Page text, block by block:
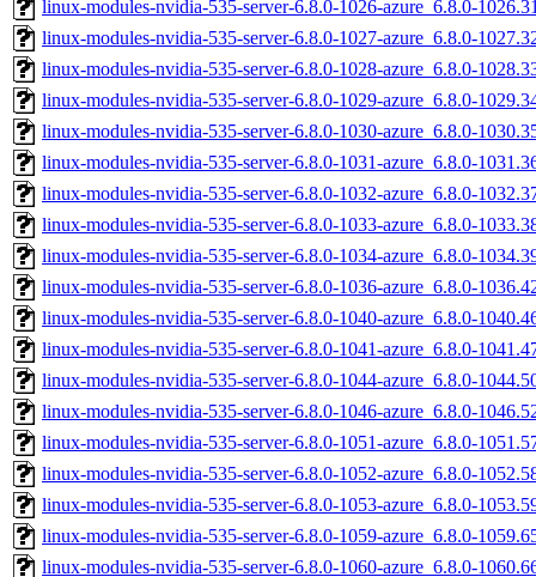
linux-modules-nvidia-535-server-6.8.0-1026-azure_6.8.0-
linux-modules-nvidia-535-server-6.8.0-1027-azure_6.8.0-
linux-modules-nvidia-535-server-6.8.0-1028-azure_6.8.0-
linux-modules-nvidia-535-server-6.8.0-1029-azure_6.8.0-
linux-modules-nvidia-535-server-6.8.0-1030-azure_6.8.0-
linux-modules-nvidia-535-server-6.8.0-1031-azure_6.8.0-
linux-modules-nvidia-535-server-6.8.0-1032-azure_6.8.0-
linux-modules-nvidia-535-server-6.8.0-1033-azure_6.8.0-
linux-modules-nvidia-535-server-6.8.0-1034-azure_6.8.0-
linux-modules-nvidia-535-server-6.8.0-1036-azure_6.8.0-
linux-modules-nvidia-535-server-6.8.0-1040-azure_6.8.0-
linux-modules-nvidia-535-server-6.8.0-1041-azure_6.8.0-
linux-modules-nvidia-535-server-6.8.0-1044-azure_6.8.0-
linux-modules-nvidia-535-server-6.8.0-1046-azure_6.8.0-
linux-modules-nvidia-535-server-6.8.0-1051-azure_6.8.0-
linux-modules-nvidia-535-server-6.8.0-1052-azure_6.8.0-
linux-modules-nvidia-535-server-6.8.0-1053-azure_6.8.0-
linux-modules-nvidia-535-server-6.8.0-1059-azure_6.8.0-
linux-modules-nvidia-535-server-6.8.0-1060-azure_6.8.0-